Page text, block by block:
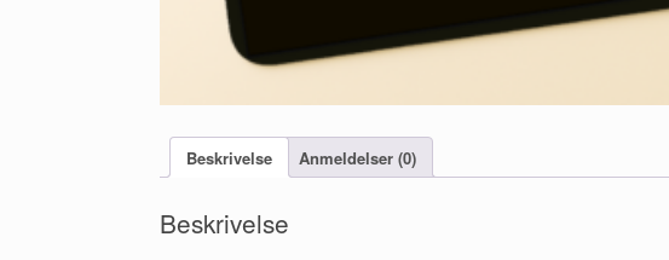
Beskrivelse Anmeldelser (0)
Beskrivelse